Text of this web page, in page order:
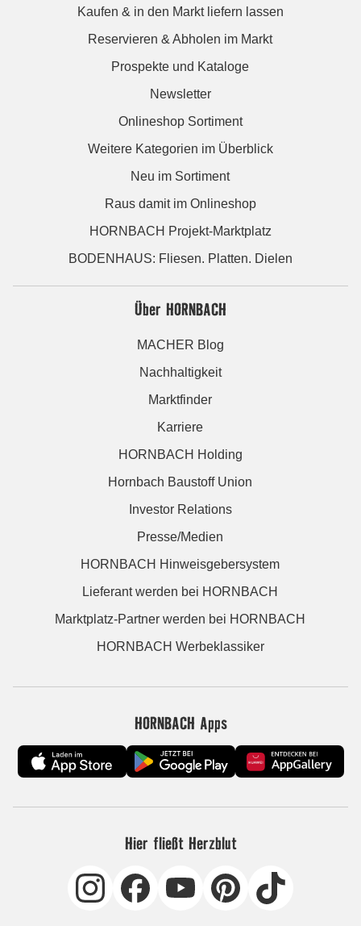
Kaufen & in den Markt liefern lassen
Reservieren & Abholen im Markt
Prospekte und Kataloge
Newsletter
Onlineshop Sortiment
Weitere Kategorien im Überblick
Neu im Sortiment
Raus damit im Onlineshop
HORNBACH Projekt-Marktplatz
BODENHAUS: Fliesen. Platten. Dielen
Über HORNBACH
MACHER Blog
Nachhaltigkeit
Marktfinder
Karriere
HORNBACH Holding
Hornbach Baustoff Union
Investor Relations
Presse/Medien
HORNBACH Hinweisgebersystem
Lieferant werden bei HORNBACH
Marktplatz-Partner werden bei HORNBACH
HORNBACH Werbeklassiker
HORNBACH Apps
Hier fließt Herzblut